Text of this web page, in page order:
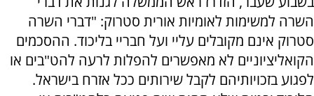
השרה למשימות לאומיות אורית סטרוק: "דברי השרה
סטרוק אינם מקובלים עליי ועל חבריי בליכוד. ההסכמים
הקואליציוניים לא מאפשרים להפלות לרעה להט"בים או
לפגוע בזכויותיהם לקבל שירותים ככל אזרח בישראל.